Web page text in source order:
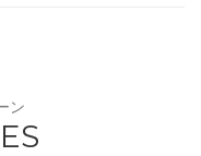
ン